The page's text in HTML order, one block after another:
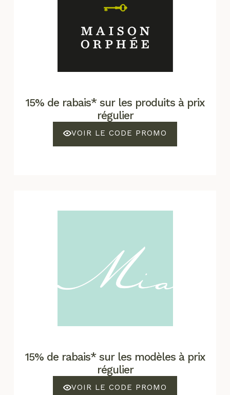
15% de rabais* sur les produits à prix
régulier
VOIR LE CODE PROMO
15% de rabais* sur les modèles à prix
régulier
VOIR LE CODE PROMO